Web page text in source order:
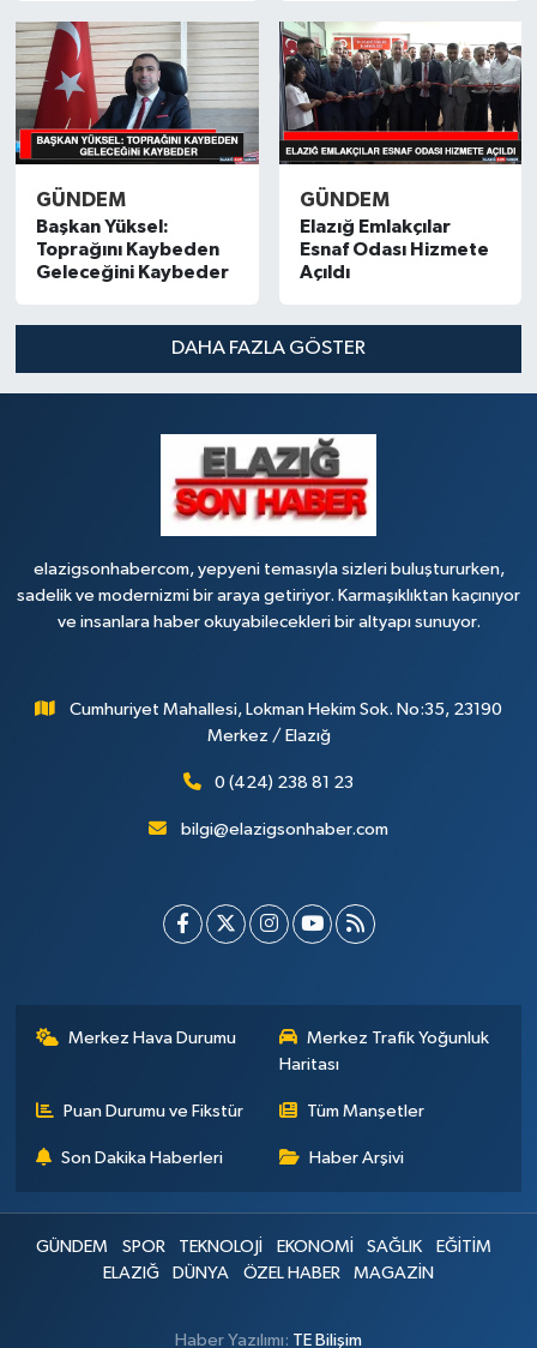
GÜNDEM
Başkan Yüksel:
Toprağını Kaybeden
Geleceğini Kaybeder
GÜNDEM
Elazığ Emlakçılar
Esnaf Odası Hizmete
Açıldı
DAHA FAZLA GÖSTER
elazigsonhabercom, yepyeni temasıyla sizleri buluştururken,
sadelik ve modernizmi bir araya getiriyor. Karmaşıklıktan kaçınıyor
ve insanlara haber okuyabilecekleri bir altyapı sunuyor.
Cumhuriyet Mahallesi, Lokman Hekim Sok. No:35, 23190
Merkez / Elazığ
0 (424) 238 81 23
bilgi@elazigsonhaber.com
Merkez Hava Durumu
Merkez Trafik Yoğunluk
Haritası
Puan Durumu ve Fikstür Tüm Manşetler
Son Dakika Haberleri Haber Arşivi
GÜNDEM SPOR TEKNOLOJİ EKONOMİ SAĞLIK
EĞİTİM
ELAZIĞ
DÜNYA ÖZEL HABER MAGAZİN
Haber Yazılımı: TE Bilişim